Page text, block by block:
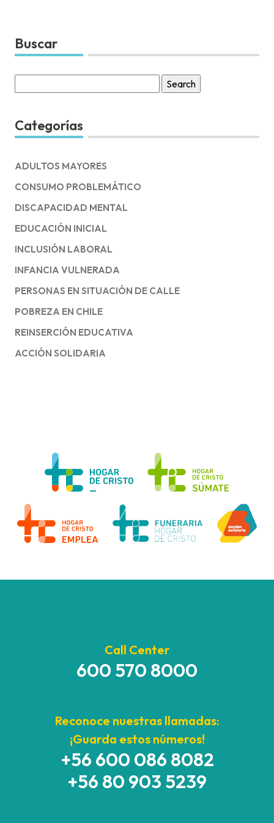
Buscar
for:
Categorías
ADULTOS MAYORES
CONSUMO PROBLEMÁTICO
DISCAPACIDAD MENTAL
EDUCACIÓN INICIAL
INCLUSIÓN LABORAL
INFANCIA VULNERADA
PERSONAS EN SITUACIÓN DE CALLE
POBREZA EN CHILE
REINSERCIÓN EDUCATIVA
ACCIÓN SOLIDARIA
Call Center
600 570 8000
Reconoce nuestras llamadas:
¡Guarda estos números!
+56 600 086 8082
+56 80 903 5239